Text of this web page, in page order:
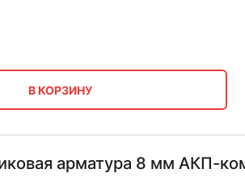
В КОРЗИНУ
арматура 8 мм АКП-